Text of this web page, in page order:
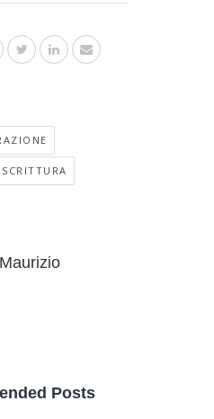
Maurizio
Posts